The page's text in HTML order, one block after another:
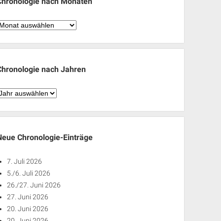
Chronologie
nach Jahren
Chronologie-Einträge
7. Juli 2026
5./6. Juli 2026
26./27. Juni 2026
27. Juni 2026
20. Juni 2026